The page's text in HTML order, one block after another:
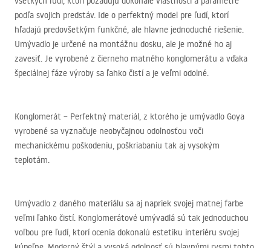
podľa svojich predstáv. Ide o perfektný model pre ľudí, ktorí
hľadajú predovšetkým funkčné, ale hlavne jednoduché riešenie.
Umývadlo je určené na montážnu dosku, ale je možné ho aj
zavesiť. Je vyrobené z čierneho matného konglomerátu a vďaka
špeciálnej fáze výroby sa ľahko čistí a je veľmi odolné.
Konglomerát – Perfektný materiál, z ktorého je umývadlo Goya
vyrobené sa vyznačuje neobyčajnou odolnosťou voči
mechanickému poškodeniu, poškriabaniu tak aj vysokým
teplotám.
Umývadlo z daného materiálu sa aj napriek svojej matnej farbe
veľmi ľahko čistí. Konglomerátové umývadlá sú tak jednoduchou
voľbou pre ľudí, ktorí ocenia dokonalú estetiku interiéru svojej